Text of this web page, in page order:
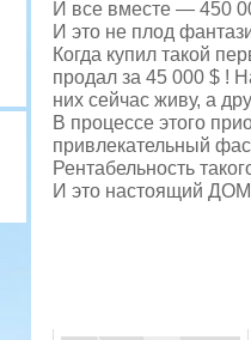
И все вместе — 450
И это не плод
Когда купил такой
продал за 45 000 $ !
них сейчас живу, а
В процессе этого
привлекательный
Рентабельность
И это настоящий ДОМ